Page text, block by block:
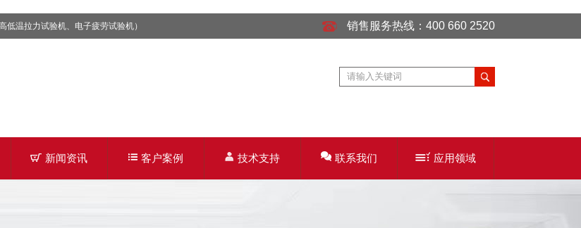
温拉力试验机、电子疲劳试验机） 销售服务热线：400 660 2520
新闻资讯 客户案例 技术支持 联系我们 应用领域